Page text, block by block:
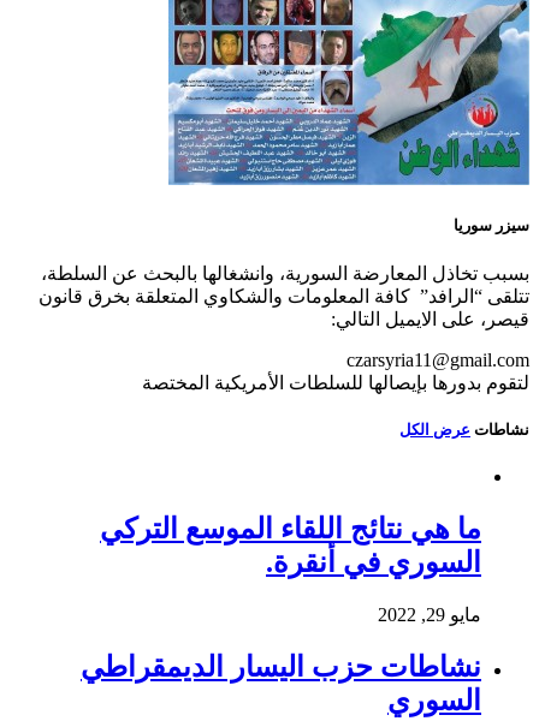
سيزر سوريا
بسبب تخاذل المعارضة السورية، وانشغالها بالبحث عن السلطة،
تتلقى “الرافد” كافة المعلومات والشكاوي المتعلقة بخرق قانون
قيصر، على الايميل التالي:
czarsyria11@gmail.com
لتقوم بدورها بإيصالها للسلطات الأمريكية المختصة
نشاطات عرض الكل
ما هي نتائج اللقاء الموسع التركي
السوري في أنقرة.
مايو 29, 2022
نشاطات حزب اليسار الديمقراطي
السوري